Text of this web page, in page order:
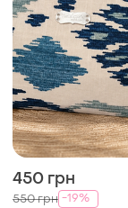
450 грн
550 грн -19%